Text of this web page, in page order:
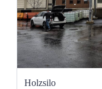
Holzsilo